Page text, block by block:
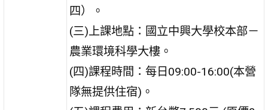
四）。
(三)上課地點：國立中興大學校本部－
農業環境科學大樓。
(四)課程時間：每日09:00-16:00(本營
隊無提供住宿)。